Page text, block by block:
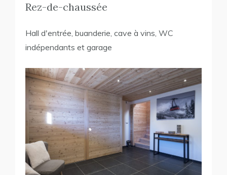
Rez-de-chaussée
Hall d'entrée, buanderie, cave à vins, WC
indépendants et garage